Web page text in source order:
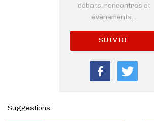
débats, rencontres et
évènements...
SUIVRE
Suggestions